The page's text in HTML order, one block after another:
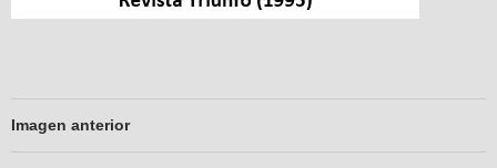
Imagen anterior